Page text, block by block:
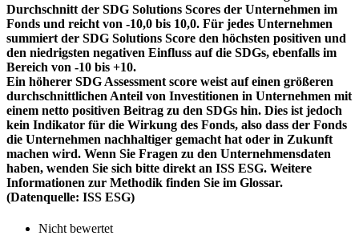
Durchschnitt der SDG Solutions Scores der Unternehmen im
Fonds und reicht von -10,0 bis 10,0. Für jedes Unternehmen
summiert der SDG Solutions Score den höchsten positiven und
den niedrigsten negativen Einfluss auf die SDGs, ebenfalls im
Bereich von -10 bis +10.
Ein höherer SDG Assessment score weist auf einen größeren
durchschnittlichen Anteil von Investitionen in Unternehmen mit
einem netto positiven Beitrag zu den SDGs hin. Dies ist jedoch
kein Indikator für die Wirkung des Fonds, also dass der Fonds
die Unternehmen nachhaltiger gemacht hat oder in Zukunft
machen wird. Wenn Sie Fragen zu den Unternehmensdaten
haben, wenden Sie sich bitte direkt an ISS ESG. Weitere
Informationen zur Methodik finden Sie im Glossar.
(Datenquelle: ISS ESG)
Nicht bewertet